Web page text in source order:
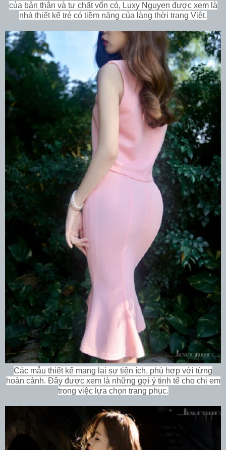
của bản thân và tư chất vốn có, Luxy Nguyen được xem là
nhà thiết kế trẻ có tiềm năng của làng thời trang Việt.
Các mẫu thiết kế mang lại sự tiện ích, phù hợp với từng
hoàn cảnh. Đây được xem là những gợi ý tinh tế cho chị em
trong việc lựa chọn trang phục.